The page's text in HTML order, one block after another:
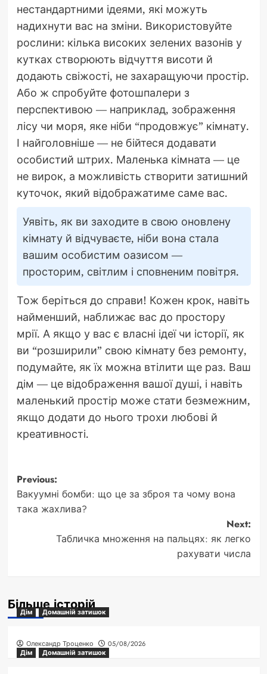
нестандартними ідеями, які можуть
надихнути вас на зміни. Використовуйте
рослини: кілька високих зелених вазонів у
кутках створюють відчуття висоти й
додають свіжості, не захаращуючи простір.
Або ж спробуйте фотошпалери з
перспективою — наприклад, зображення
лісу чи моря, яке ніби “продовжує” кімнату.
І найголовніше — не бійтеся додавати
особистий штрих. Маленька кімната — це
не вирок, а можливість створити затишний
куточок, який відображатиме саме вас.
Уявіть, як ви заходите в свою оновлену
кімнату й відчуваєте, ніби вона стала
вашим особистим оазисом —
просторим, світлим і сповненим повітря.
Тож беріться до справи! Кожен крок, навіть
найменший, наближає вас до простору
мрії. А якщо у вас є власні ідеї чи історії, як
ви “розширили” свою кімнату без ремонту,
подумайте, як їх можна втілити ще раз. Ваш
дім — це відображення вашої душі, і навіть
маленький простір може стати безмежним,
якщо додати до нього трохи любові й
креативності.
Post
navigation
Previous:
Вакуумні бомби: що це за зброя та чому вона
така жахлива?
Next:
Табличка множення на пальцях: як легко
рахувати числа
Більше історій
Дім Домашній затишок
Олександр Троценко
05/08/2026
Дім
Домашній затишок